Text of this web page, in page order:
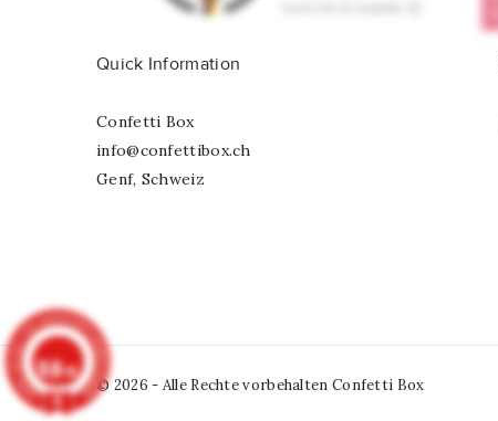
Quick Information
Confetti Box
info@confettibox.ch
Genf, Schweiz
© 2026 - Alle Rechte vorbehalten Confetti Box
9.8/10
902 Noten